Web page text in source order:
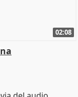
02:08